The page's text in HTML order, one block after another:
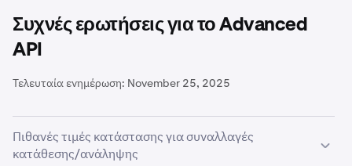
Συχνές ερωτήσεις για το Advanced
API
Τελευταία ενημέρωση: November 25, 2025
Πιθανές τιμές κατάστασης για συναλλαγές
κατάθεσης/ανάληψης